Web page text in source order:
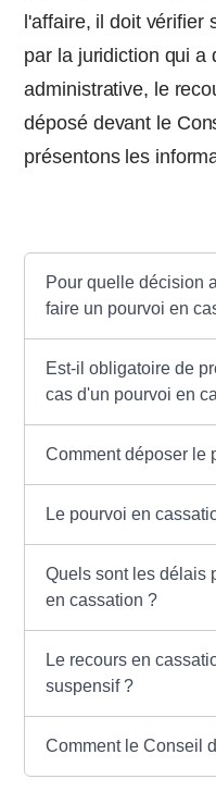
l'affaire, il doit vérifier
par la juridiction qui a
administrative, le
déposé devant le
présentons les
Pour quelle décision
faire un pourvoi en
Est-il obligatoire de
cas d'un pourvoi en
Comment déposer le
Le pourvoi en
Quels sont les délais
en cassation ?
Le recours en
suspensif ?
Comment le Conseil